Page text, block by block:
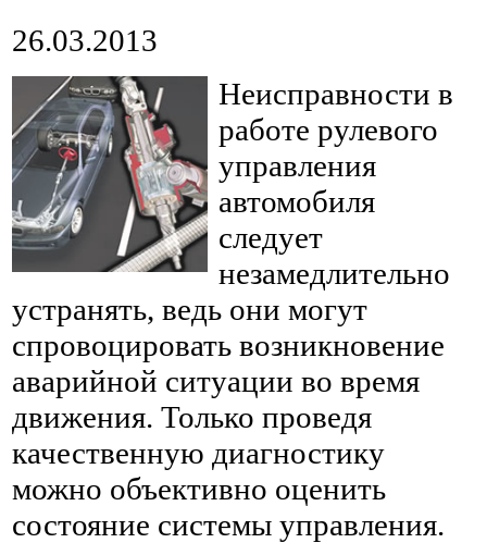
26.03.2013
Неисправности в
работе рулевого
управления
автомобиля
следует
незамедлительно
устранять, ведь они могут
спровоцировать возникновение
аварийной ситуации во время
движения. Только проведя
качественную диагностику
можно объективно оценить
состояние системы управления.